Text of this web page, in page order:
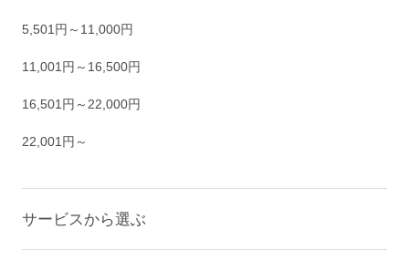
5,501円～11,000円
11,001円～16,500円
16,501円～22,000円
22,001円～
サービスから選ぶ